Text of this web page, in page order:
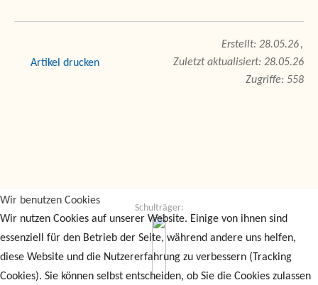
drucken
28.05.26
Zuletzt aktualisiert: 28.05.26
Zugriffe: 558
Schulträger:
Wir benutzen Cookies
Wir nutzen Cookies auf unserer Website. Einige von ihnen sind
essenziell für den Betrieb der Seite, während andere uns helfen,
diese Website und die Nutzererfahrung zu verbessern (Tracking
Cookies). Sie können selbst entscheiden, ob Sie die Cookies zulassen